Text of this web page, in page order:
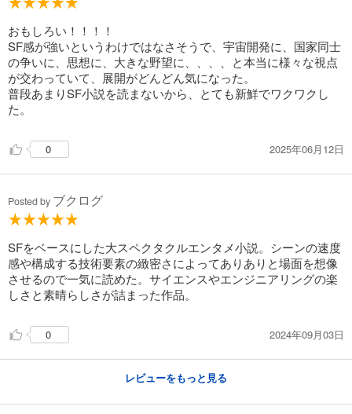
おもしろい！！！！
SF感が強いというわけではなさそうで、宇宙開発に、国家同士
の争いに、思想に、大きな野望に、、、、と本当に様々な視点
が交わっていて、展開がどんどん気になった。
普段あまりSF小説を読まないから、とても新鮮でワクワクし
た。
0 2025年06月12日
Posted by ブクログ
SFをベースにした大スペクタクルエンタメ小説。シーンの速度
感や構成する技術要素の緻密さによってありありと場面を想像
させるので一気に読めた。サイエンスやエンジニアリングの楽
しさと素晴らしさが詰まった作品。
0 2024年09月03日
レビューをもっと見る